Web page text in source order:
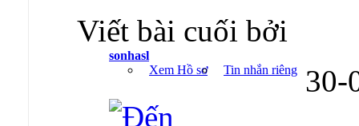
Viết bài cuối bởi
sonhasl
Xem Hồ sơ
Tin nhắn riêng 30-